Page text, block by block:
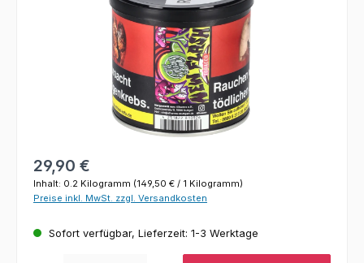
Regulärer Preis:
29,90 €
Inhalt: 0.2 Kilogramm (149,50 € / 1 Kilogramm)
Preise inkl. MwSt. zzgl. Versandkosten
Sofort verfügbar, Lieferzeit: 1-3 Werktage